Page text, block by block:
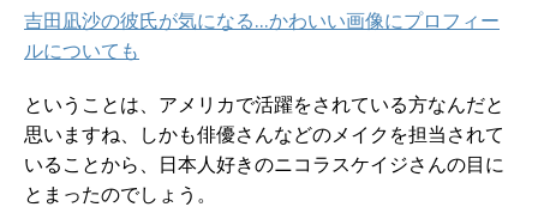
吉田凪沙の彼氏が気になる…かわいい画像にプロフィー
ルについても
ということは、アメリカで活躍をされている方なんだと
思いますね、しかも俳優さんなどのメイクを担当されて
いることから、日本人好きのニコラスケイジさんの目に
とまったのでしょう。